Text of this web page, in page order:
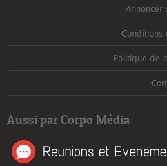
Annoncer
Conditions
Politique de
Aussi par Corpo Média